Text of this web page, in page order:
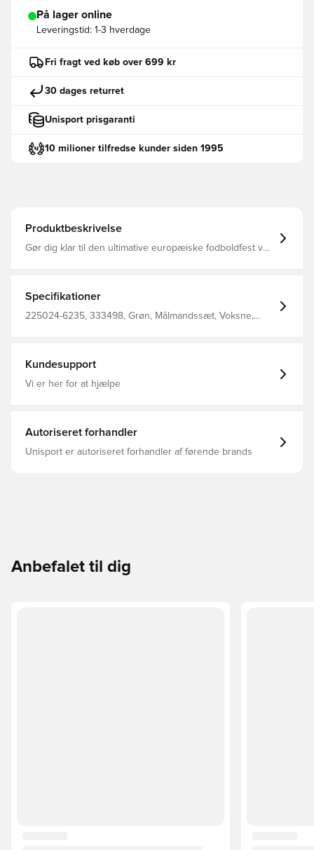
På lager online
Leveringstid: 1-3 hverdage
Fri fragt ved køb over 699 kr
30 dages returret
Unisport prisgaranti
10 milioner tilfredse kunder siden 1995
Produktbeskrivelse
Gør dig klar til den ultimative europæiske fodboldfest ved
fit Fremstillet i 100% polyester.
Specifikationer
225024-6235, 333498, Grøn, Målmandssæt, Voksne,
Kundesupport
Vi er her for at hjælpe
Autoriseret forhandler
Unisport er autoriseret forhandler af førende brands
Anbefalet til dig